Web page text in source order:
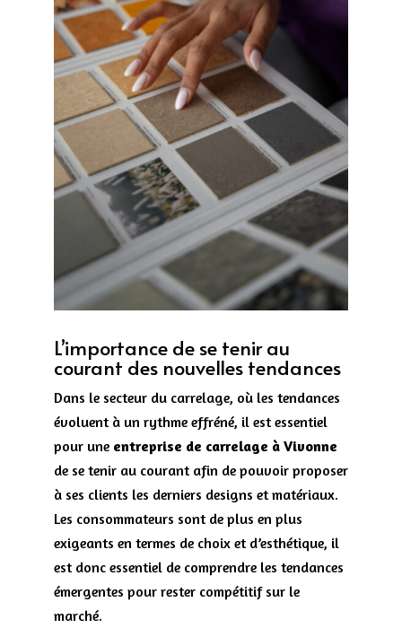
L’importance de se tenir au
courant des nouvelles tendances
Dans le secteur du carrelage, où les tendances
évoluent à un rythme effréné, il est essentiel
pour une entreprise de carrelage à Vivonne
de se tenir au courant afin de pouvoir proposer
à ses clients les derniers designs et matériaux.
Les consommateurs sont de plus en plus
exigeants en termes de choix et d’esthétique, il
est donc essentiel de comprendre les tendances
émergentes pour rester compétitif sur le
marché.